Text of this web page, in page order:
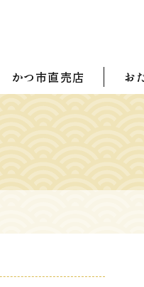
かつ市直売店 お